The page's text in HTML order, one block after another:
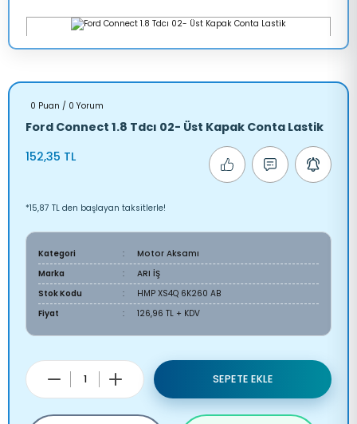
0 Puan / 0 Yorum
Ford Connect 1.8 Tdcı 02- Üst Kapak Conta Lastik
152,35 TL
*15,87 TL den başlayan taksitlerle!
Kategori
Motor Aksamı
Marka
ARI İŞ
Stok Kodu
HMP XS4Q 6K260 AB
Fiyat
126,96 TL + KDV
SEPETE EKLE